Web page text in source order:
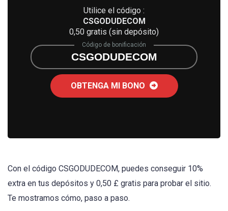
Utilice el código :
CSGODUDECOM
0,50 gratis (sin depósito)
Código de bonificación
CSGODUDECOM
OBTENGA MI BONO
Con el código CSGODUDECOM, puedes conseguir 10%
extra en tus depósitos y 0,50 £ gratis para probar el sitio.
Te mostramos cómo, paso a paso.